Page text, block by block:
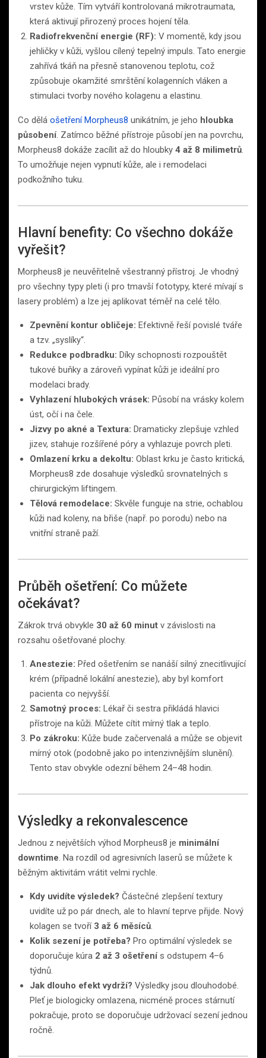
vrstev kůže. Tím vytváří kontrolovaná mikrotraumata,
která aktivují přirozený proces hojení těla.
Radiofrekvenční energie (RF): V momentě, kdy jsou
jehličky v kůži, vyšlou cílený tepelný impuls. Tato energie
zahřívá tkáň na přesně stanovenou teplotu, což
způsobuje okamžité smrštění kolagenních vláken a
stimulaci tvorby nového kolagenu a elastinu.
Co dělá ošetření Morpheus8 unikátním, je jeho hloubka
působení. Zatímco běžné přístroje působí jen na povrchu,
Morpheus8 dokáže zacílit až do hloubky 4 až 8 milimetrů.
To umožňuje nejen vypnutí kůže, ale i remodelaci
podkožního tuku.
Hlavní benefity: Co všechno dokáže
vyřešit?
Morpheus8 je neuvěřitelně všestranný přístroj. Je vhodný
pro všechny typy pleti (i pro tmavší fototypy, které mívají s
lasery problém) a lze jej aplikovat téměř na celé tělo.
Zpevnění kontur obličeje: Efektivně řeší povislé tváře
a tzv. „syslíky“.
Redukce podbradku: Díky schopnosti rozpouštět
tukové buňky a zároveň vypínat kůži je ideální pro
modelaci brady.
Vyhlazení hlubokých vrásek: Působí na vrásky kolem
úst, očí i na čele.
Jizvy po akné a Textura: Dramaticky zlepšuje vzhled
jizev, stahuje rozšířené póry a vyhlazuje povrch pleti.
Omlazení krku a dekoltu: Oblast krku je často kritická,
Morpheus8 zde dosahuje výsledků srovnatelných s
chirurgickým liftingem.
Tělová remodelace: Skvěle funguje na strie, ochablou
kůži nad koleny, na břiše (např. po porodu) nebo na
vnitřní straně paží.
Průběh ošetření: Co můžete
očekávat?
Zákrok trvá obvykle 30 až 60 minut v závislosti na
rozsahu ošetřované plochy.
Anestezie: Před ošetřením se nanáší silný znecitlivující
krém (případně lokální anestezie), aby byl komfort
pacienta co nejvyšší.
Samotný proces: Lékař či sestra přikládá hlavici
přístroje na kůži. Můžete cítit mírný tlak a teplo.
Po zákroku: Kůže bude začervenalá a může se objevit
mírný otok (podobně jako po intenzivnějším slunění).
Tento stav obvykle odezní během 24–48 hodin.
Výsledky a rekonvalescence
Jednou z největších výhod Morpheus8 je minimální
downtime. Na rozdíl od agresivních laserů se můžete k
běžným aktivitám vrátit velmi rychle.
Kdy uvidíte výsledek? Částečné zlepšení textury
uvidíte už po pár dnech, ale to hlavní teprve přijde. Nový
kolagen se tvoří 3 až 6 měsíců.
Kolik sezení je potřeba? Pro optimální výsledek se
doporučuje kúra 2 až 3 ošetřenís odstupem 4–6
týdnů.
Jak dlouho efekt vydrží? Výsledky jsou dlouhodobé.
Pleť je biologicky omlazena, nicméně proces stárnutí
pokračuje, proto se doporučuje udržovací sezení jednou
ročně.